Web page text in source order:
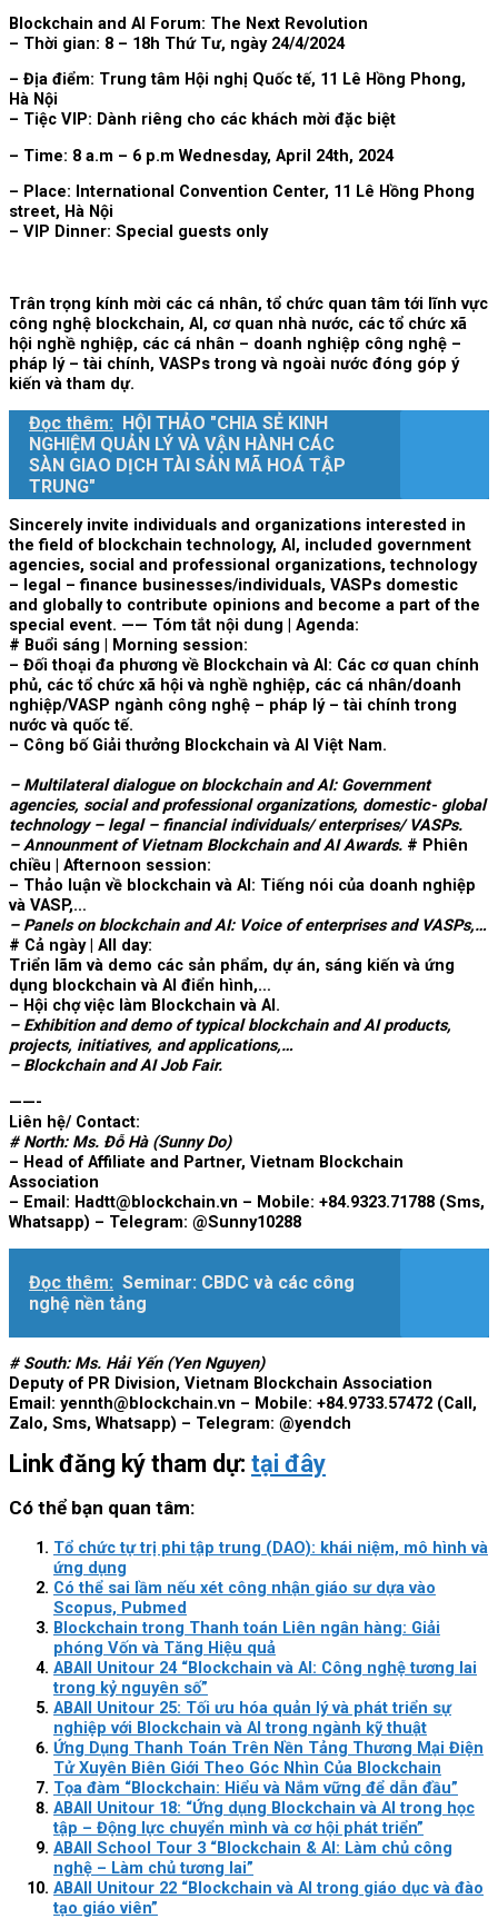
Blockchain and AI Forum: The Next Revolution
– Thời gian: 8 – 18h Thứ Tư, ngày 24/4/2024
– Địa điểm: Trung tâm Hội nghị Quốc tế, 11 Lê Hồng Phong,
Hà Nội
– Tiệc VIP: Dành riêng cho các khách mời đặc biệt
– Time: 8 a.m – 6 p.m Wednesday, April 24th, 2024
– Place: International Convention Center, 11 Lê Hồng Phong
street, Hà Nội
– VIP Dinner: Special guests only
Trân trọng kính mời các cá nhân, tổ chức quan tâm tới lĩnh vực
công nghệ blockchain, AI, cơ quan nhà nước, các tổ chức xã
hội nghề nghiệp, các cá nhân – doanh nghiệp công nghệ –
pháp lý – tài chính, VASPs trong và ngoài nước đóng góp ý
kiến và tham dự.
Đọc thêm: HỘI THẢO "CHIA SẺ KINH
NGHIỆM QUẢN LÝ VÀ VẬN HÀNH CÁC
SÀN GIAO DỊCH TÀI SẢN MÃ HOÁ TẬP
TRUNG"
Sincerely invite individuals and organizations interested in
the field of blockchain technology, AI, included government
agencies, social and professional organizations, technology
– legal – finance businesses/individuals, VASPs domestic
and globally to contribute opinions and become a part of the
special event. —— Tóm tắt nội dung | Agenda:
# Buổi sáng | Morning session:
– Đối thoại đa phương về Blockchain và AI: Các cơ quan chính
phủ, các tổ chức xã hội và nghề nghiệp, các cá nhân/doanh
nghiệp/VASP ngành công nghệ – pháp lý – tài chính trong
nước và quốc tế.
– Công bố Giải thưởng Blockchain và AI Việt Nam.
– Multilateral dialogue on blockchain and AI: Government
agencies, social and professional organizations, domestic- global
technology – legal – financial individuals/ enterprises/ VASPs.
– Announment of Vietnam Blockchain and AI Awards. # Phiên
chiều | Afternoon session:
– Thảo luận về blockchain và AI: Tiếng nói của doanh nghiệp
và VASP,…
– Panels on blockchain and AI: Voice of enterprises and VASPs,…
# Cả ngày | All day:
Triển lãm và demo các sản phẩm, dự án, sáng kiến và ứng
dụng blockchain và AI điển hình,…
– Hội chợ việc làm Blockchain và AI.
– Exhibition and demo of typical blockchain and AI products,
projects, initiatives, and applications,…
– Blockchain and AI Job Fair.
——-
Liên hệ/ Contact:
# North: Ms. Đỗ Hà (Sunny Do)
– Head of Affiliate and Partner, Vietnam Blockchain
Association
– Email: Hadtt@blockchain.vn – Mobile: +84.9323.71788 (Sms,
Whatsapp) – Telegram: @Sunny10288
Đọc thêm: Seminar: CBDC và các công
nghệ nền tảng
# South: Ms. Hải Yến (Yen Nguyen)
Deputy of PR Division, Vietnam Blockchain Association
Email: yennth@blockchain.vn – Mobile: +84.9733.57472 (Call,
Zalo, Sms, Whatsapp) – Telegram: @yendch
Link đăng ký tham dự: tại đây
Có thể bạn quan tâm:
Tổ chức tự trị phi tập trung (DAO): khái niệm, mô hình và
ứng dụng
Có thể sai lầm nếu xét công nhận giáo sư dựa vào
Scopus, Pubmed
Blockchain trong Thanh toán Liên ngân hàng: Giải
phóng Vốn và Tăng Hiệu quả
ABAII Unitour 24 “Blockchain và AI: Công nghệ tương lai
trong kỷ nguyên số”
ABAII Unitour 25: Tối ưu hóa quản lý và phát triển sự
nghiệp với Blockchain và AI trong ngành kỹ thuật
Ứng Dụng Thanh Toán Trên Nền Tảng Thương Mại Điện
Tử Xuyên Biên Giới Theo Góc Nhìn Của Blockchain
Tọa đàm “Blockchain: Hiểu và Nắm vững để dẫn đầu”
ABAII Unitour 18: “Ứng dụng Blockchain và AI trong học
tập – Động lực chuyển mình và cơ hội phát triển”
ABAII School Tour 3 “Blockchain & AI: Làm chủ công
nghệ – Làm chủ tương lai”
ABAII Unitour 22 “Blockchain và AI trong giáo dục và đào
tạo giáo viên”